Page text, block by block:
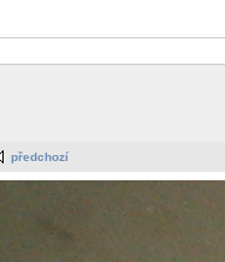
předchozí